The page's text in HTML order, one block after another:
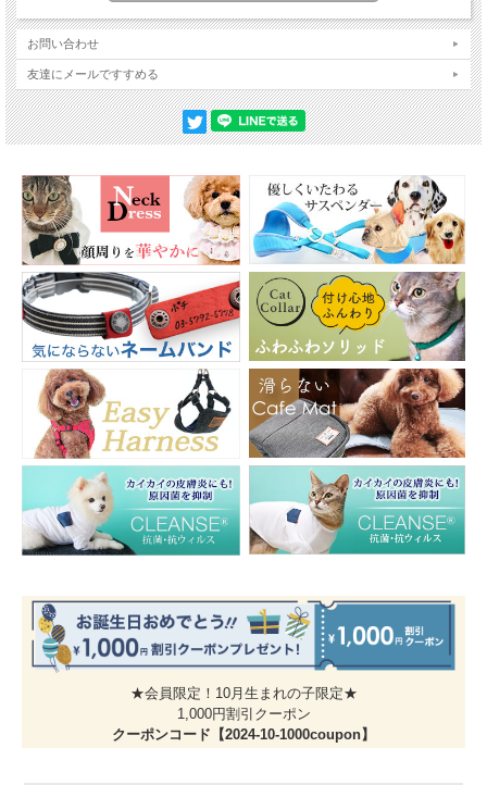
どんなワンちゃんにも良く似合い、シーズン感も強くないので1年を通してお
使いいただけるのが根強い人気の理由。サイズもＸＳ・Ｓ・Ｍと3サイズ取り
揃え、少し大き目のワンちゃんにも対応しています。
肌に優しい、柔らかな感触を「犬と生活」は大切に思います。だからコットン
100％生地を使用しました。あたりが柔らかく静電気や摩擦が起きにくいの
で、飼い主さんの手にもワンちゃんの皮膚や被毛にも優しい素材です。
もちろん、欠点もあります。コットンは水分を含みやすく、濡れると乾きにく
いため、雨の日のお散歩にはナイロンの犬具をお使いください。
お散歩の途中で、「ちょっとワンちゃんを繋ぎ止めたい。」そんな時に便利な
ナスカン付の持ち手。持ち手部分がナスカンで開くので繋留が可能です。ナス
カンを首輪のＤカンにつなげると1/2の長さのショートリードに変身！リード
を短くしておきたいシーンや車のシートなど太い物につなぎたい時に便利な持
ち手です。
＊長時間の繋留にはご使用しないでください。また、繋いだその場を離れると
トラブルや事故の原因となりますので目の届く範囲でご使用ください。
お問い合わせ
友達にメールですすめる
★会員限定！10月生まれの子限定★
1,000円割引クーポン
クーポンコード【2024-10-1000coupon】